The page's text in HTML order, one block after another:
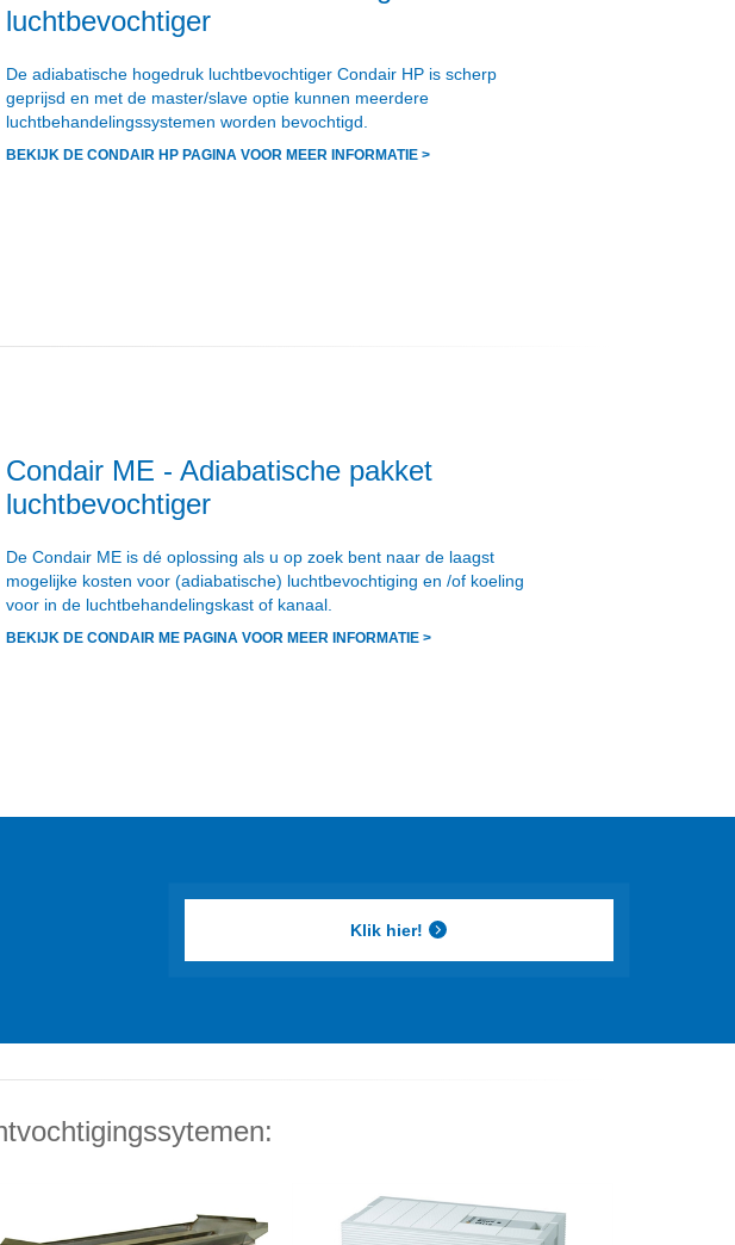
luchtbevochtiger
De adiabatische hogedruk luchtbevochtiger Condair HP is scherp
geprijsd en met de master/slave optie kunnen meerdere
luchtbehandelingssystemen worden bevochtigd.
BEKIJK DE CONDAIR HP PAGINA VOOR MEER INFORMATIE >
Condair ME - Adiabatische pakket
luchtbevochtiger
De Condair ME is dé oplossing als u op zoek bent naar de laagst
mogelijke kosten voor (adiabatische) luchtbevochtiging en /of koeling
voor in de luchtbehandelingskast of kanaal.
BEKIJK DE CONDAIR ME PAGINA VOOR MEER INFORMATIE >
Klik hier!